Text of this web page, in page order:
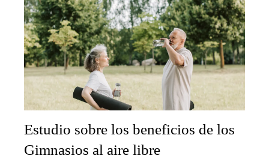
Estudio sobre los beneficios de los
Gimnasios al aire libre